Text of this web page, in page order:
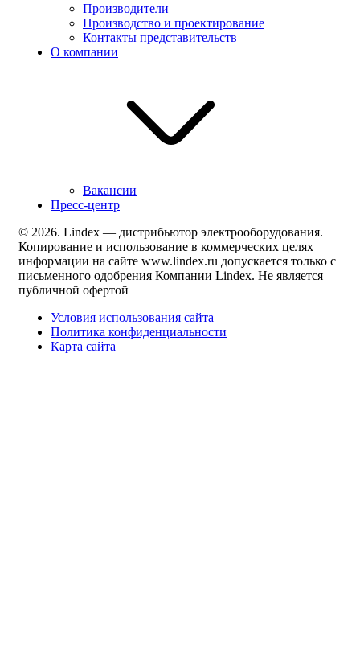
Производители
Производство и проектирование
Контакты представительств
О компании
Вакансии
Пресс-центр
© 2026. Lindex — дистрибьютор электрооборудования.
Копирование и использование в коммерческих целях
информации на сайте www.lindex.ru допускается только с
письменного одобрения Компании Lindex. Не является
публичной офертой
Условия использования сайта
Политика конфиденциальности
Карта сайта